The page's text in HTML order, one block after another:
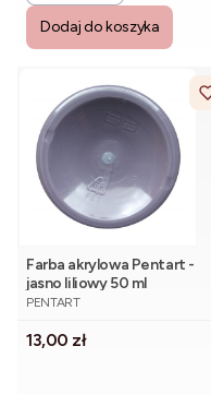
Dodaj do koszyka
Farba akrylowa Pentart -
jasno liliowy 50 ml
PRODUCENT
PENTART
Cena
13,00 zł